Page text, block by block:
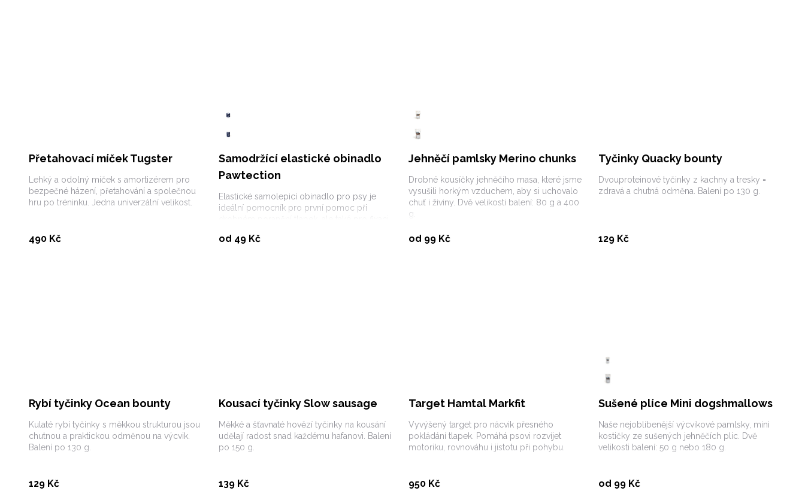
Přetahovací míček Tugster
Lehký a odolný míček s amortizérem pro
bezpečné házení, přetahování a společnou
hru po tréninku. Jedna univerzální velikost.
490 Kč
Samodržící elastické obinadlo
Pawtection
Elastické samolepicí obinadlo pro psy je
ideální pomocník pro první pomoc při
od 49 Kč
Jehněčí pamlsky Merino chunks
Drobné kousíčky jehněčího masa, které jsme
vysušili horkým vzduchem, aby si uchovalo
chuť i živiny. Dvě velikosti balení: 80 g a 400
g.
od 99 Kč
Tyčinky Quacky bounty
Dvouproteinové tyčinky z kachny a tresky =
zdravá a chutná odměna. Balení po 130 g.
129 Kč
Rybí tyčinky Ocean bounty
Kulaté rybí tyčinky s měkkou strukturou jsou
chutnou a praktickou odměnou na výcvik.
Balení po 130 g.
129 Kč
Kousací tyčinky Slow sausage
Měkké a šťavnaté hovězí tyčinky na kousání
udělají radost snad každému hafanovi. Balení
po 150 g.
139 Kč
Target Hamtal Markfit
Vyvýšený target pro nácvik přesného
pokládání tlapek. Pomáhá psovi rozvíjet
motoriku, rovnováhu i jistotu při pohybu.
950 Kč
Sušené plíce Mini dogshmallows
Naše nejoblíbenější výcvikové pamlsky, mini
kostičky ze sušených jehněčích plic. Dvě
velikosti balení: 50 g nebo 180 g.
od 99 Kč